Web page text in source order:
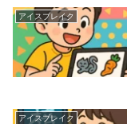
アイスブレイク
アイスブレイク